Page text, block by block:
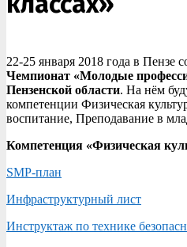
22-25 января 2018 года в Пензе
Чемпионат «Молодые
Пензенской области. На нём
компетенции Физическая
воспитание, Преподавание в
Компетенция «Физическая
SMP-план
Инфраструктурный лист
Инструктаж по технике